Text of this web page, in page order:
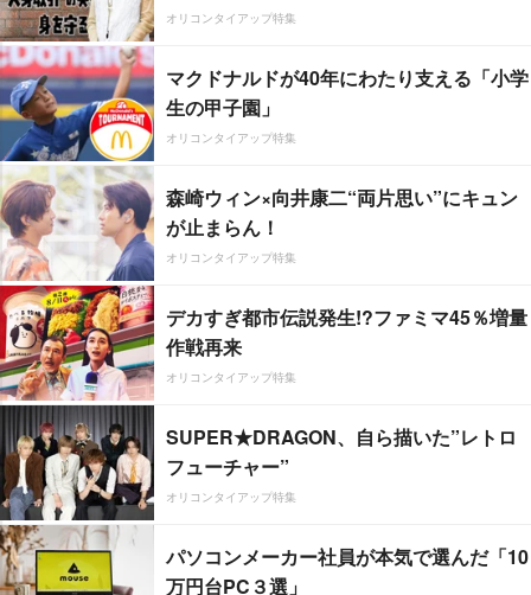
オリコンタイアップ特集
マクドナルドが40年にわたり支える「小学
生の甲子園」
オリコンタイアップ特集
森崎ウィン×向井康二“両片思い”にキュン
が止まらん！
オリコンタイアップ特集
デカすぎ都市伝説発生!?ファミマ45％増量
作戦再来
オリコンタイアップ特集
SUPER★DRAGON、自ら描いた”レトロ
フューチャー”
オリコンタイアップ特集
パソコンメーカー社員が本気で選んだ「10
万円台PC３選」